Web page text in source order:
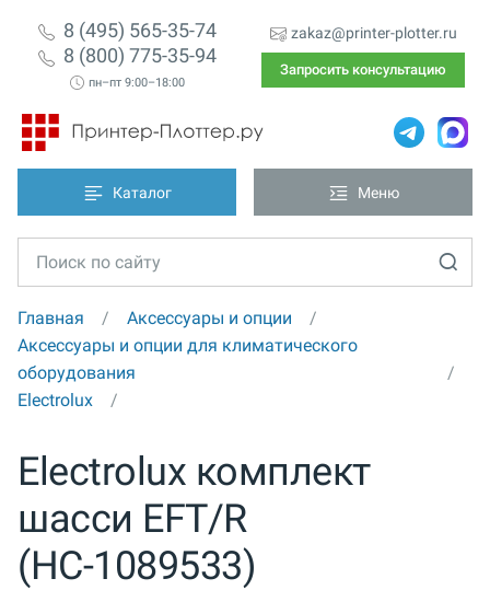
8 (495) 565-35-74
8 (800) 775-35-94
пн–пт 9:00–18:00
zakaz@printer-plotter.ru
Запросить консультацию
Каталог Меню
Главная
Аксессуары и опции
Аксессуары и опции для климатического
оборудования
Electrolux
Electrolux комплект
шасси EFT/R
(НС-1089533)